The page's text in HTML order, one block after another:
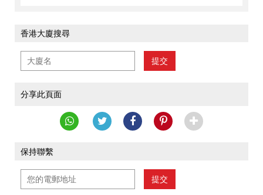
香港大廈搜尋
提交
分享此頁面
保持聯繫
提交